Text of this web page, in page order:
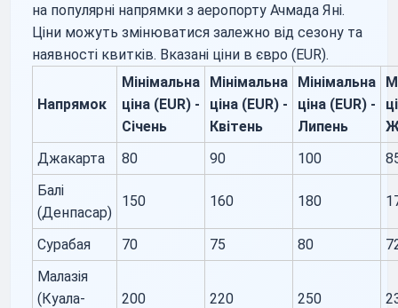
на популярні напрямки з аеропорту Ачмада Яні.
Ціни можуть змінюватися залежно від сезону та
наявності квитків. Вказані ціни в євро (EUR).
Напрямок
Мінімальна
ціна (EUR) -
Січень
Мінімальна
ціна (EUR) -
Квітень
Мінімальна
ціна (EUR) -
Липень
Джакарта
80 90 100
Балі
(Денпасар)
150 160 180
Сурабая 70 75 80
Малазія
(Куала-
200 220 250